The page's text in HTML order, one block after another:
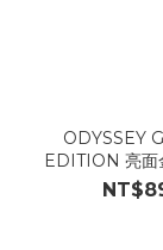
ODYSSEY
EDITION 亮面
【